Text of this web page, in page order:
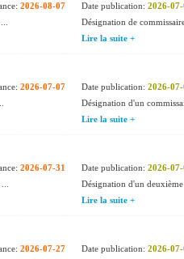
2026-08-07
Date publication: 2026-
Désignation de
Lire la suite +
2026-07-07
Date publication: 2026-
Désignation d'un
Lire la suite +
2026-07-31
Date publication: 2026-
Désignation d'un
Lire la suite +
2026-07-27
Date publication: 2026-